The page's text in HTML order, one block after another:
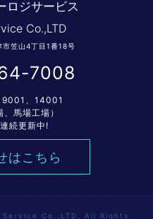
ロジサービス
Co.,LTD
笠山4丁目1番18号
7008
9001、14001
、馬場工場）
続更新中!
はこちら
Co.,LTD, All Rights